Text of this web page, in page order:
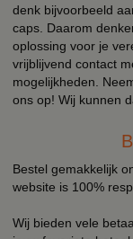
denk bijvoorbeeld
caps. Daarom
oplossing voor je
vrijblijvend contact
mogelijkheden.
ons op! Wij kunnen
B
Bestel gemakkelijk
website is 100%
Wij bieden vele